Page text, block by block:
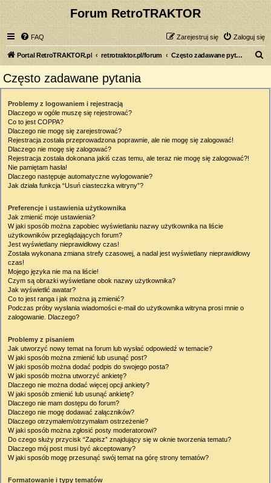
Forum RetroTRAKTOR
FAQ Zaloguj się
Zarejestruj się
Portal RetroTRAKTOR.pl retrotraktor.pl/forum Często zadawane pytania
Często zadawane pytania
Problemy z logowaniem i rejestracją
Dlaczego w ogóle muszę się rejestrować?
Co to jest COPPA?
Dlaczego nie mogę się zarejestrować?
Rejestracja została przeprowadzona poprawnie, ale nie mogę się zalogować!
Dlaczego nie mogę się zalogować?
Rejestracja została dokonana jakiś czas temu, ale teraz nie mogę się zalogować?!
Nie pamiętam hasła!
Dlaczego następuje automatyczne wylogowanie?
Jak działa funkcja “Usuń ciasteczka witryny”?
Preferencje i ustawienia użytkownika
Jak zmienić moje ustawienia?
W jaki sposób można zapobiec wyświetlaniu nazwy użytkownika na liście
użytkowników przeglądających forum?
Jest wyświetlany nieprawidłowy czas!
Została wykonana zmiana strefy czasowej, a nadal jest wyświetlany nieprawidłowy
czas!
Mojego języka nie ma na liście!
Czym są obrazki wyświetlane obok nazwy użytkownika?
Jak wyświetlić awatar?
Co to jest ranga i jak można ją zmienić?
Podczas próby wysłania wiadomości e-mail do użytkownika witryna prosi mnie o
zalogowanie. Dlaczego?
Problemy z pisaniem
Jak utworzyć nowy temat na forum lub wysłać odpowiedź w temacie?
W jaki sposób można zmienić lub usunąć post?
W jaki sposób można dodać podpis do swojego posta?
W jaki sposób można utworzyć ankietę?
Dlaczego nie można dodać więcej opcji ankiety?
W jaki sposób zmienić lub usunąć ankietę?
Dlaczego nie mam dostępu do forum?
Dlaczego nie mogę dodawać załączników?
Dlaczego otrzymałem/otrzymałam ostrzeżenie?
W jaki sposób można zgłosić posty moderatorowi?
Do czego służy przycisk “Zapisz” znajdujący się w oknie tworzenia tematu?
Dlaczego mój post musi być akceptowany?
W jaki sposób mogę przesunąć swój temat na górę strony tematów?
Formatowanie i typy tematów